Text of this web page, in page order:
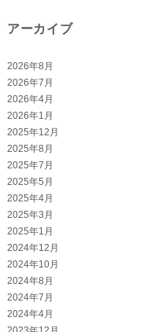
アーカイブ
2026年8月
2026年7月
2026年4月
2026年1月
2025年12月
2025年8月
2025年7月
2025年5月
2025年4月
2025年3月
2025年1月
2024年12月
2024年10月
2024年8月
2024年7月
2024年4月